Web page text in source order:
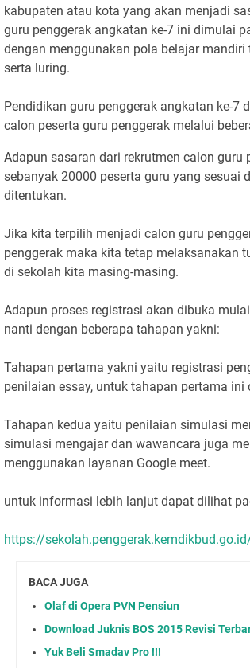
kabupaten atau kota yang akan menjadi
guru penggerak angkatan ke-7 ini dimulai
dengan menggunakan pola belajar
serta luring.
Pendidikan guru penggerak angkatan ke-7
calon peserta guru penggerak melalui
Adapun sasaran dari rekrutmen calon guru
sebanyak 20000 peserta guru yang sesuai
ditentukan.
Jika kita terpilih menjadi calon guru
penggerak maka kita tetap melaksanakan
di sekolah kita masing-masing.
Adapun proses registrasi akan dibuka
nanti dengan beberapa tahapan yakni:
Tahapan pertama yakni yaitu registrasi
penilaian essay, untuk tahapan pertama
Tahapan kedua yaitu penilaian simulasi
simulasi mengajar dan wawancara juga
menggunakan layanan Google meet.
untuk informasi lebih lanjut dapat dilihat
https://
BACA JUGA
Olaf di Opera PVN Pensiun
Download Juknis BOS 2015 Revisi
Yuk Beli Smadav Pro !!!